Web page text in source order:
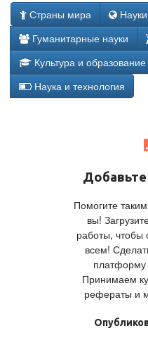
Страны мира
Гуманитарные науки
Культура и образование
Наука и технология
Помогите
вы!
работы, чтобы
всем!
платформу
Принимаем
рефераты и